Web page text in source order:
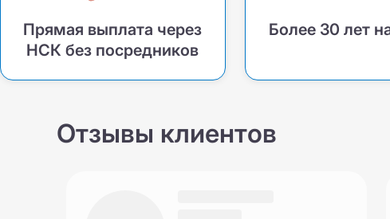
Прямая выплата через
НСК без посредников
Более 30 лет
Отзывы клиентов